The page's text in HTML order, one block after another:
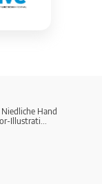
Niedliche Hand
Illustrati...